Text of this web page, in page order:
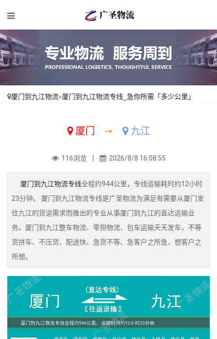
厦门到九江物流»厦门到九江物流专线_急你所需「多少公里」
厦门 ➙ 九江
116浏览 | 2026/8/8 16:08:55
厦门到九江物流专线全程约944公里，专线运输耗时约12小时
23分钟。 厦门到九江物流专线是广圣物流为满足有需要从厦门发
往九江的货运需求而推出的专业从事厦门到九江的直达运输业
务。厦门到九江整车物流、零担物流、包车运输天天发车，不等
货拼车、不压货、配送快、急货不等、急客户之所急，想客户之
所想。